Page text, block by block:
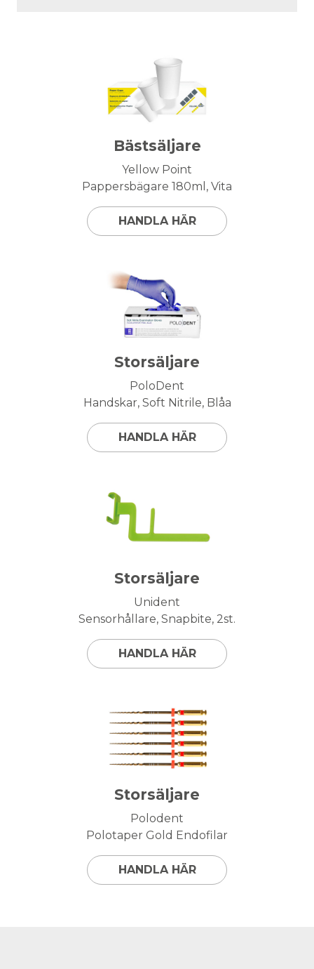
Bästsäljare
Yellow Point
Pappersbägare 180ml, Vita
HANDLA HÄR
Storsäljare
PoloDent
Handskar, Soft Nitrile, Blåa
HANDLA HÄR
Storsäljare
Unident
Sensorhållare, Snapbite, 2st.
HANDLA HÄR
Storsäljare
Polodent
Polotaper Gold Endofilar
HANDLA HÄR